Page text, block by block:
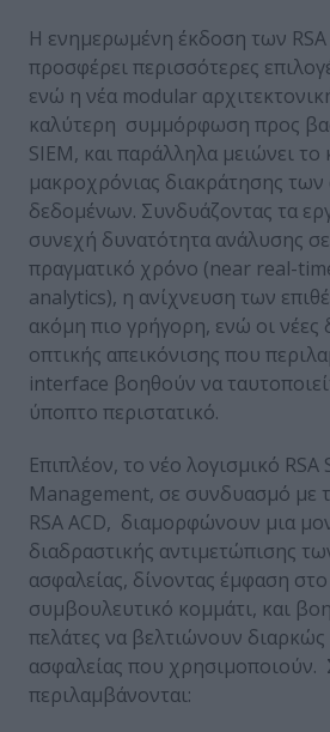
Η ενημερωμένη έκδοση των
προσφέρει περισσότερες
ενώ η νέα modular
καλύτερη συμμόρφωση προς
SIEM, και παράλληλα μειώνει το
μακροχρόνιας διακράτησης των
δεδομένων. Συνδυάζοντας τα
συνεχή δυνατότητα ανάλυσης
πραγματικό χρόνο (near real-
analytics), η ανίχνευση των
ακόμη πιο γρήγορη, ενώ οι νέες
οπτικής απεικόνισης που
interface βοηθούν να
ύποπτο περιστατικό.
Επιπλέον, το νέο λογισμικό
Management, σε συνδυασμό με
RSA ACD, διαμορφώνουν μια
διαδραστικής αντιμετώπισης
ασφαλείας, δίνοντας έμφαση
συμβουλευτικό κομμάτι, και
πελάτες να βελτιώνουν
ασφαλείας που
περιλαμβάνονται: